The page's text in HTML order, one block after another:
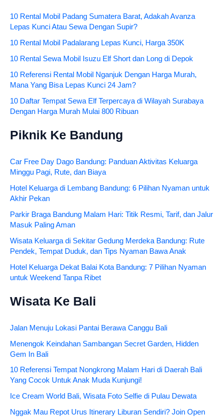
10 Rental Mobil Padang Sumatera Barat, Adakah Avanza
Lepas Kunci Atau Sewa Dengan Supir?
10 Rental Mobil Padalarang Lepas Kunci, Harga 350K
10 Rental Sewa Mobil Isuzu Elf Short dan Long di Depok
10 Referensi Rental Mobil Nganjuk Dengan Harga Murah,
Mana Yang Bisa Lepas Kunci 24 Jam?
10 Daftar Tempat Sewa Elf Terpercaya di Wilayah Surabaya
Dengan Harga Murah Mulai 800 Ribuan
Piknik Ke Bandung
Car Free Day Dago Bandung: Panduan Aktivitas Keluarga
Minggu Pagi, Rute, dan Biaya
Hotel Keluarga di Lembang Bandung: 6 Pilihan Nyaman untuk
Akhir Pekan
Parkir Braga Bandung Malam Hari: Titik Resmi, Tarif, dan Jalur
Masuk Paling Aman
Wisata Keluarga di Sekitar Gedung Merdeka Bandung: Rute
Pendek, Tempat Duduk, dan Tips Nyaman Bawa Anak
Hotel Keluarga Dekat Balai Kota Bandung: 7 Pilihan Nyaman
untuk Weekend Tanpa Ribet
Wisata Ke Bali
Jalan Menuju Lokasi Pantai Berawa Canggu Bali
Menengok Keindahan Sambangan Secret Garden, Hidden
Gem In Bali
10 Referensi Tempat Nongkrong Malam Hari di Daerah Bali
Yang Cocok Untuk Anak Muda Kunjungi!
Ice Cream World Bali, Wisata Foto Selfie di Pulau Dewata
Nggak Mau Repot Urus Itinerary Liburan Sendiri? Join Open